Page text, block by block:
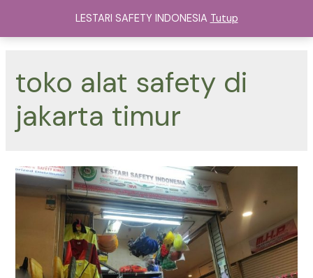
LESTARI SAFETY INDONESIA Tutup
konten
toko alat safety di
jakarta timur